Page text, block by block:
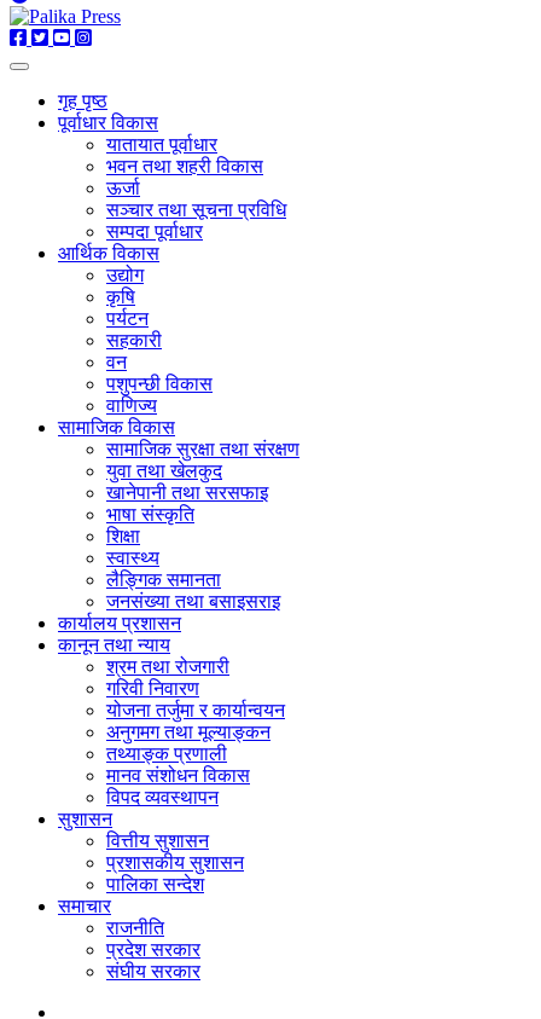
गृह पृष्ठ
पूर्वाधार विकास
यातायात पूर्वाधार
भवन तथा शहरी विकास
ऊर्जा
सञ्चार तथा सूचना प्रविधि
सम्पदा पूर्वाधार
आर्थिक विकास
उद्योग
कृषि
पर्यटन
सहकारी
वन
पशुपन्छी विकास
वाणिज्य
सामाजिक विकास
सामाजिक सुरक्षा तथा संरक्षण
युवा तथा खेलकुद
खानेपानी तथा सरसफाइ
भाषा संस्कृति
शिक्षा
स्वास्थ्य
लैङ्गिक समानता
जनसंख्या तथा बसाइसराइ
कार्यालय प्रशासन
कानून तथा न्याय
श्रम तथा रोजगारी
गरिवी निवारण
योजना तर्जुमा र कार्यान्वयन
अनुगमग तथा मूल्याङ्कन
तथ्याङ्क प्रणाली
मानव संशोधन विकास
विपद व्यवस्थापन
सुशासन
वित्तीय सुशासन
प्रशासकीय सुशासन
पालिका सन्देश
समाचार
राजनीति
प्रदेश सरकार
संघीय सरकार